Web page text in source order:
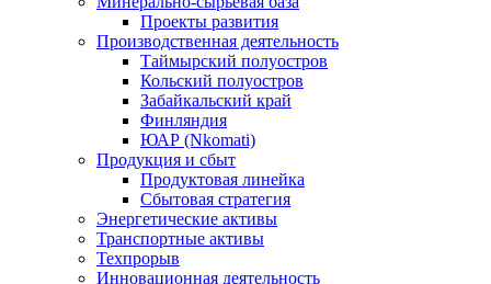
Проекты развития
Производственная деятельность
Таймырский полуостров
Кольский полуостров
Забайкальский край
Финляндия
ЮАР (Nkomati)
Продукция и сбыт
Продуктовая линейка
Сбытовая стратегия
Энергетические активы
Транспортные активы
Техпрорыв
Инновационная деятельность